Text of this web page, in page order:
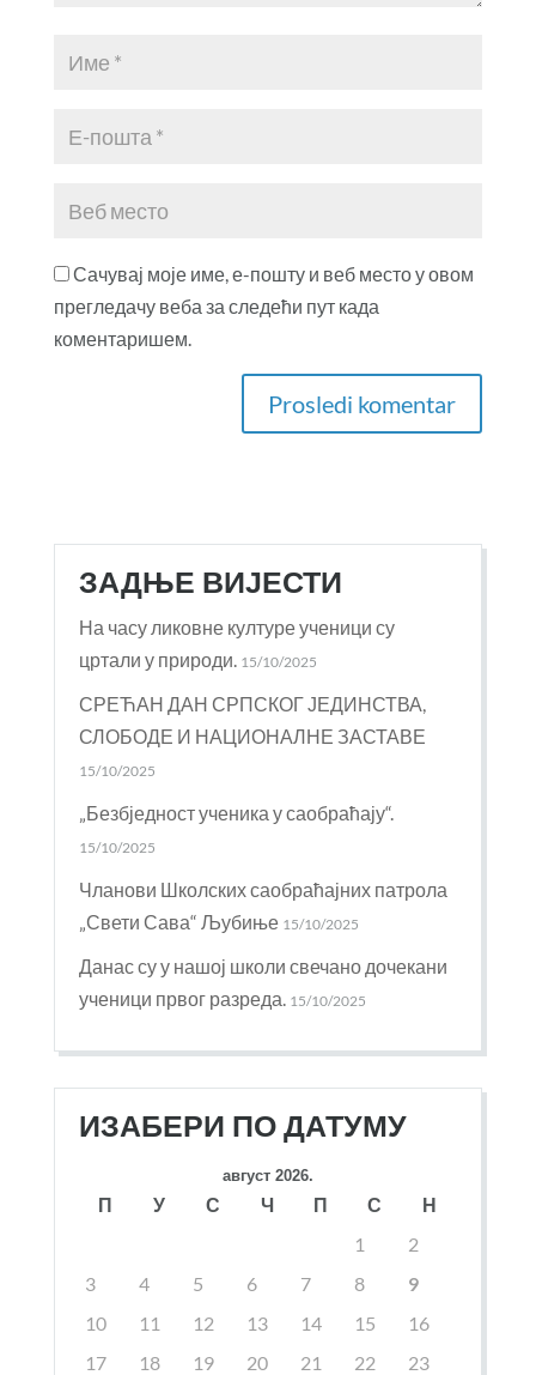
Сачувај моје име, е-пошту и веб место у овом
прегледачу веба за следећи пут када
коментаришем.
ЗАДЊЕ ВИЈЕСТИ
На часу ликовне културе ученици су
цртали у природи. 15/10/2025
СРЕЋАН ДАН СРПСКОГ ЈЕДИНСТВА,
СЛОБОДЕ И НАЦИОНАЛНЕ ЗАСТАВЕ
15/10/2025
„Безбједност ученика у саобраћају“.
15/10/2025
Чланови Школских саобраћајних патрола
„Свети Сава“ Љубиње 15/10/2025
Данас су у нашој школи свечано дочекани
ученици првог разреда. 15/10/2025
ИЗАБЕРИ ПО ДАТУМУ
август 2026.
П У С Ч П С
Н
1
2
3
4 5 6 7 8
9
10
11 12 13 14 15
16
17
18 19 20 21 22
23